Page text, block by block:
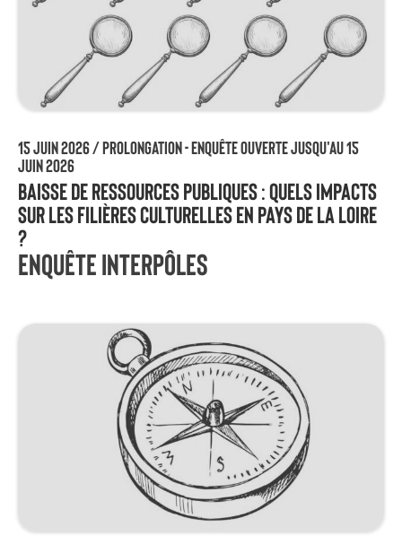
15 juin 2026 /Prolongation - Enquête ouverte jusqu'au 15
juin 2026
Baisse de ressources publiques : quels impacts
sur les filières culturelles en Pays de la Loire
?
Enquête Interpôles